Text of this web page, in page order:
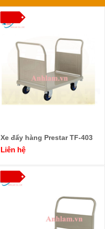
Xe đẩy hàng Prestar TF-403
Liên hệ